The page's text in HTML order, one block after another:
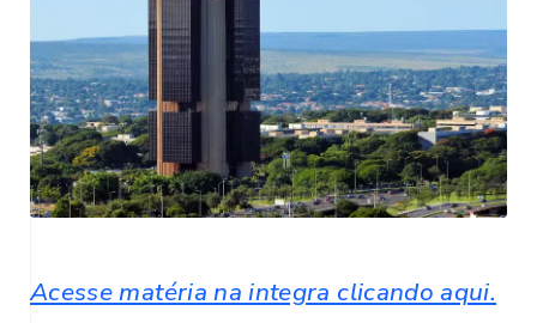
Acesse matéria na integra clicando aqui.